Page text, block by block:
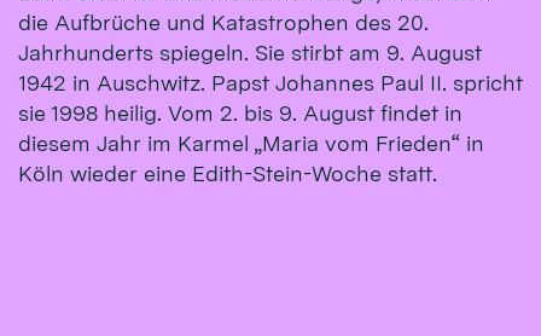
die Aufbrüche und Katastrophen des 20.
Jahrhunderts spiegeln. Sie stirbt am 9. August
1942 in Auschwitz. Papst Johannes Paul II. spricht
sie 1998 heilig. Vom 2. bis 9. August findet in
diesem Jahr im Karmel „Maria vom Frieden“ in
Köln wieder eine Edith-Stein-Woche statt.